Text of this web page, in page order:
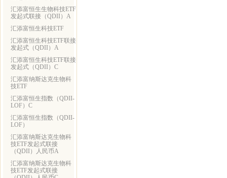
汇添富恒生生物科技ETF
发起式联接（QDII）A
汇添富恒生科技ETF
汇添富恒生科技ETF联接
发起式（QDII）A
汇添富恒生科技ETF联接
发起式（QDII）C
汇添富纳斯达克生物科
技ETF
汇添富恒生指数（QDII-
LOF）C
汇添富恒生指数（QDII-
LOF）
汇添富纳斯达克生物科
技ETF发起式联接
（QDII）人民币A
汇添富纳斯达克生物科
技ETF发起式联接